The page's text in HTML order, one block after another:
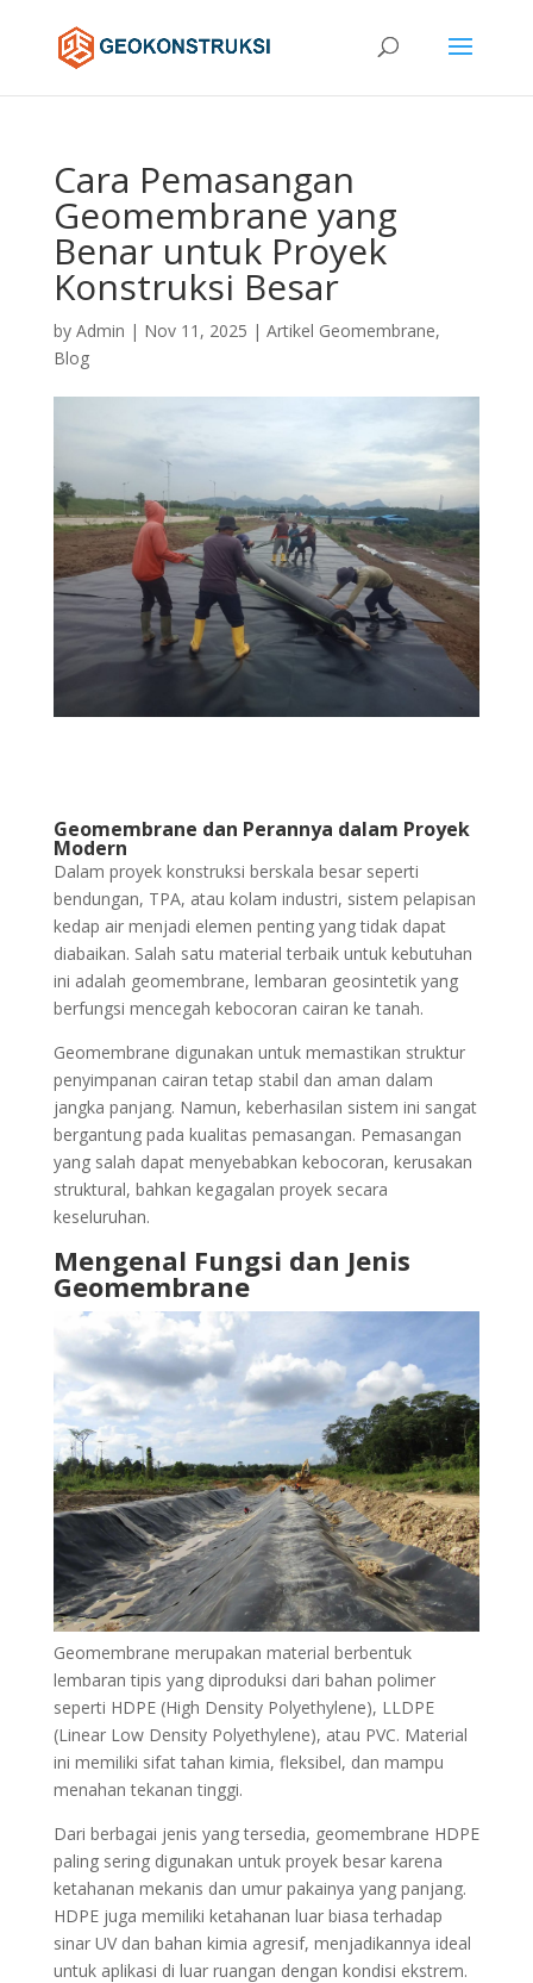
Cara Pemasangan
Geomembrane yang
Benar untuk Proyek
Konstruksi Besar
by Admin | Nov 11, 2025 | Artikel Geomembrane,
Blog
Geomembrane dan Perannya dalam Proyek
Modern
Dalam proyek konstruksi berskala besar seperti
bendungan, TPA, atau kolam industri, sistem pelapisan
kedap air menjadi elemen penting yang tidak dapat
diabaikan. Salah satu material terbaik untuk kebutuhan
ini adalah geomembrane, lembaran geosintetik yang
berfungsi mencegah kebocoran cairan ke tanah.
Geomembrane digunakan untuk memastikan struktur
penyimpanan cairan tetap stabil dan aman dalam
jangka panjang. Namun, keberhasilan sistem ini sangat
bergantung pada kualitas pemasangan. Pemasangan
yang salah dapat menyebabkan kebocoran, kerusakan
struktural, bahkan kegagalan proyek secara
keseluruhan.
Mengenal Fungsi dan Jenis
Geomembrane
Geomembrane merupakan material berbentuk
lembaran tipis yang diproduksi dari bahan polimer
seperti HDPE (High Density Polyethylene), LLDPE
(Linear Low Density Polyethylene), atau PVC. Material
ini memiliki sifat tahan kimia, fleksibel, dan mampu
menahan tekanan tinggi.
Dari berbagai jenis yang tersedia, geomembrane HDPE
paling sering digunakan untuk proyek besar karena
ketahanan mekanis dan umur pakainya yang panjang.
HDPE juga memiliki ketahanan luar biasa terhadap
sinar UV dan bahan kimia agresif, menjadikannya ideal
untuk aplikasi di luar ruangan dengan kondisi ekstrem.